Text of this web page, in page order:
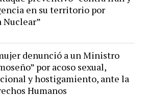
en su territorio por
Nuclear”
denunció a un Ministro
por acoso sexual,
y hostigamiento, ante la
Humanos